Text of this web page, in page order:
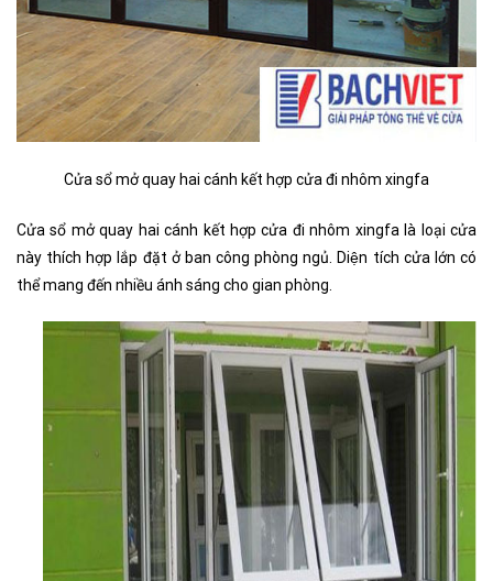
Cửa sổ mở quay hai cánh kết hợp cửa đi nhôm xingfa
Cửa sổ mở quay hai cánh kết hợp cửa đi nhôm xingfa là loại cửa
này thích hợp lắp đặt ở ban công phòng ngủ. Diện tích cửa lớn có
thể mang đến nhiều ánh sáng cho gian phòng.